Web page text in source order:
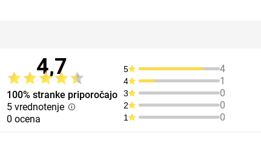
4,7
100% stranke priporočajo
5 vrednotenje
0 ocena
5 4
4 1
3 0
2 0
1 0